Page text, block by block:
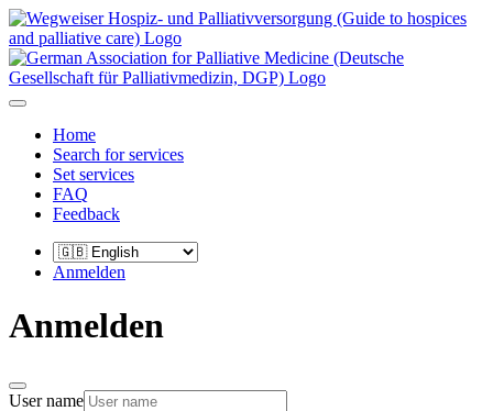
Home
Search for services
Set services
FAQ
Feedback
Anmelden
Anmelden
User name